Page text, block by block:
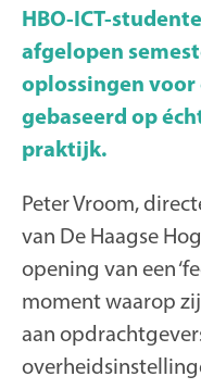
HBO-ICT-
afgelopen
oplossingen
gebaseerd op
praktijk.
Peter Vroom,
van De Haagse
opening van een
moment waarop
aan